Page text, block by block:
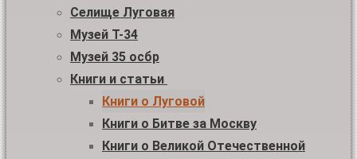
Селище Луговая
Музей Т-34
Музей 35 осбр
Книги и статьи
Книги о Луговой
Книги о Битве за Москву
Книги о Великой Отечественной